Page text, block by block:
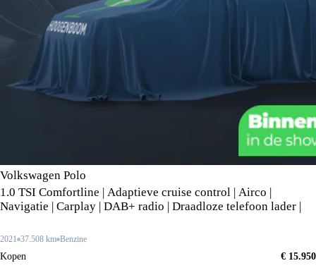
Volkswagen Polo
1.0 TSI Comfortline | Adaptieve cruise control | Airco |
Navigatie | Carplay | DAB+ radio | Draadloze telefoon lader |
2021 37.508 km Benzine
Kopen
€ 15.950